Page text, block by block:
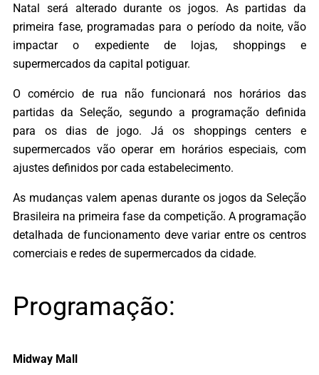
Natal será alterado durante os jogos. As partidas da
primeira fase, programadas para o período da noite, vão
impactar o expediente de lojas, shoppings e
supermercados da capital potiguar.
O comércio de rua não funcionará nos horários das
partidas da Seleção, segundo a programação definida
para os dias de jogo. Já os shoppings centers e
supermercados vão operar em horários especiais, com
ajustes definidos por cada estabelecimento.
As mudanças valem apenas durante os jogos da Seleção
Brasileira na primeira fase da competição. A programação
detalhada de funcionamento deve variar entre os centros
comerciais e redes de supermercados da cidade.
Programação:
Midway Mall